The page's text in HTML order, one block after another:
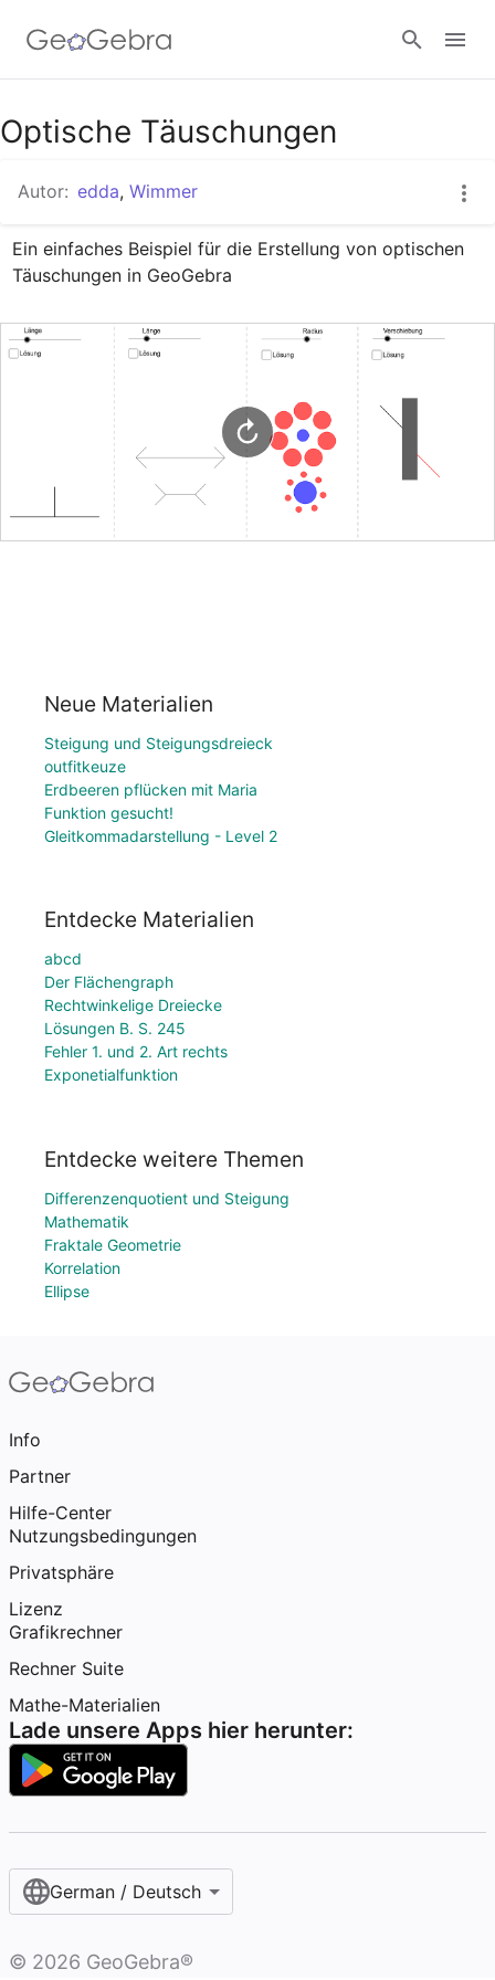
Google Classroom
GeoGebra Classroom
Anmelden
Optische Täuschungen
Autor: edda, Wimmer
Ein einfaches Beispiel für die Erstellung von optischen
Täuschungen in GeoGebra
Neue Materialien
Steigung und Steigungsdreieck
outfitkeuze
Erdbeeren pflücken mit Maria
Funktion gesucht!
Gleitkommadarstellung - Level 2
Entdecke Materialien
abcd
Der Flächengraph
Rechtwinkelige Dreiecke
Lösungen B. S. 245
Fehler 1. und 2. Art rechts
Exponetialfunktion
Entdecke weitere Themen
Differenzenquotient und Steigung
Mathematik
Fraktale Geometrie
Korrelation
Ellipse
Info
Partner
Hilfe-Center
Nutzungsbedingungen
Privatsphäre
Lizenz
Grafikrechner
Rechner Suite
Mathe-Materialien
Lade unsere Apps hier herunter:
German / Deutsch
© 2026 GeoGebra®